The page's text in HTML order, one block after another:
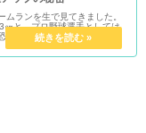
ムランを生で見てきました。
㎝と、プロ野球選手としては
ろしい打球を放ちます。大柄
を差し置いて四番に座り、と
ホームランを打ちます。その